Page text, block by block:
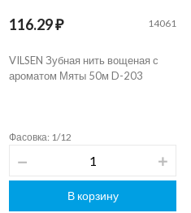
116.29 ₽ 14061
VILSEN Зубная нить вощеная с
ароматом Мяты 50м D-203
Фасовка: 1/12
В корзину